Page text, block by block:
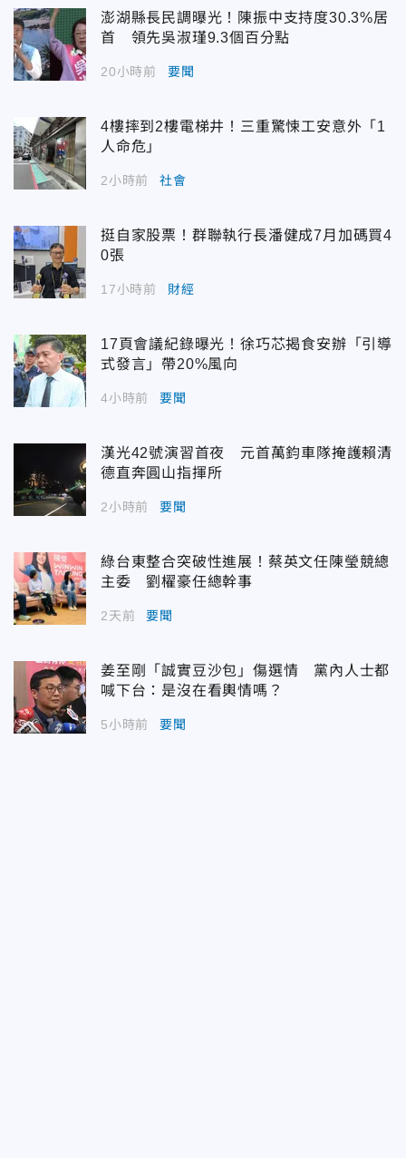
澎湖縣長民調曝光！陳振中支持度30.3%居
首 領先吳淑瑾9.3個百分點
20小時前 要聞
4樓摔到2樓電梯井！三重驚悚工安意外「1
人命危」
2小時前 社會
挺自家股票！群聯執行長潘健成7月加碼買4
0張
17小時前 財經
17頁會議紀錄曝光！徐巧芯揭食安辦「引導
式發言」帶20%風向
4小時前 要聞
漢光42號演習首夜 元首萬鈞車隊掩護賴清
德直奔圓山指揮所
2小時前 要聞
綠台東整合突破性進展！蔡英文任陳瑩競總
主委 劉櫂豪任總幹事
2天前 要聞
姜至剛「誠實豆沙包」傷選情 黨內人士都
喊下台：是沒在看輿情嗎？
5小時前 要聞